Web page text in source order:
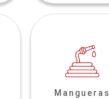
Mangueras